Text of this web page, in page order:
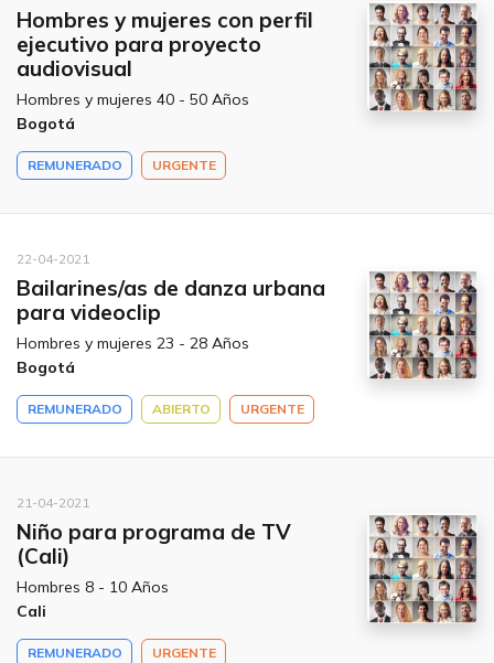
Hombres y mujeres con perfil
ejecutivo para proyecto
audiovisual
Hombres y mujeres 40 - 50 Años
Bogotá
REMUNERADO URGENTE
22-04-2021
Bailarines/as de danza urbana
para videoclip
Hombres y mujeres 23 - 28 Años
Bogotá
REMUNERADO ABIERTO URGENTE
21-04-2021
Niño para programa de TV
(Cali)
Hombres 8 - 10 Años
Cali
REMUNERADO URGENTE